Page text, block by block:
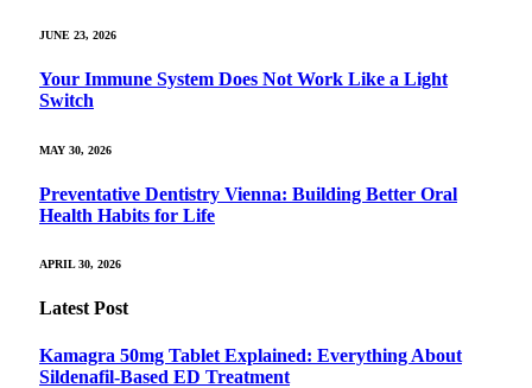
JUNE 23, 2026
Your Immune System Does Not Work Like a Light
Switch
MAY 30, 2026
Preventative Dentistry Vienna: Building Better Oral
Health Habits for Life
APRIL 30, 2026
Latest Post
Kamagra 50mg Tablet Explained: Everything About
Sildenafil-Based ED Treatment